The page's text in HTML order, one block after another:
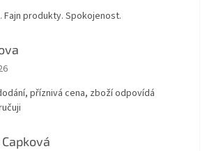
Fajn produkty. Spokojenost.
obchodu je 5 z 5 hvězdiček.
příznivá cena, zboží odpovídá